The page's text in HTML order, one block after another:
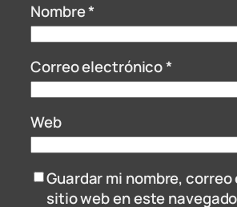
Nombre*
Correo electrónico*
Web
Guardar mi nombre,
sitio web en este